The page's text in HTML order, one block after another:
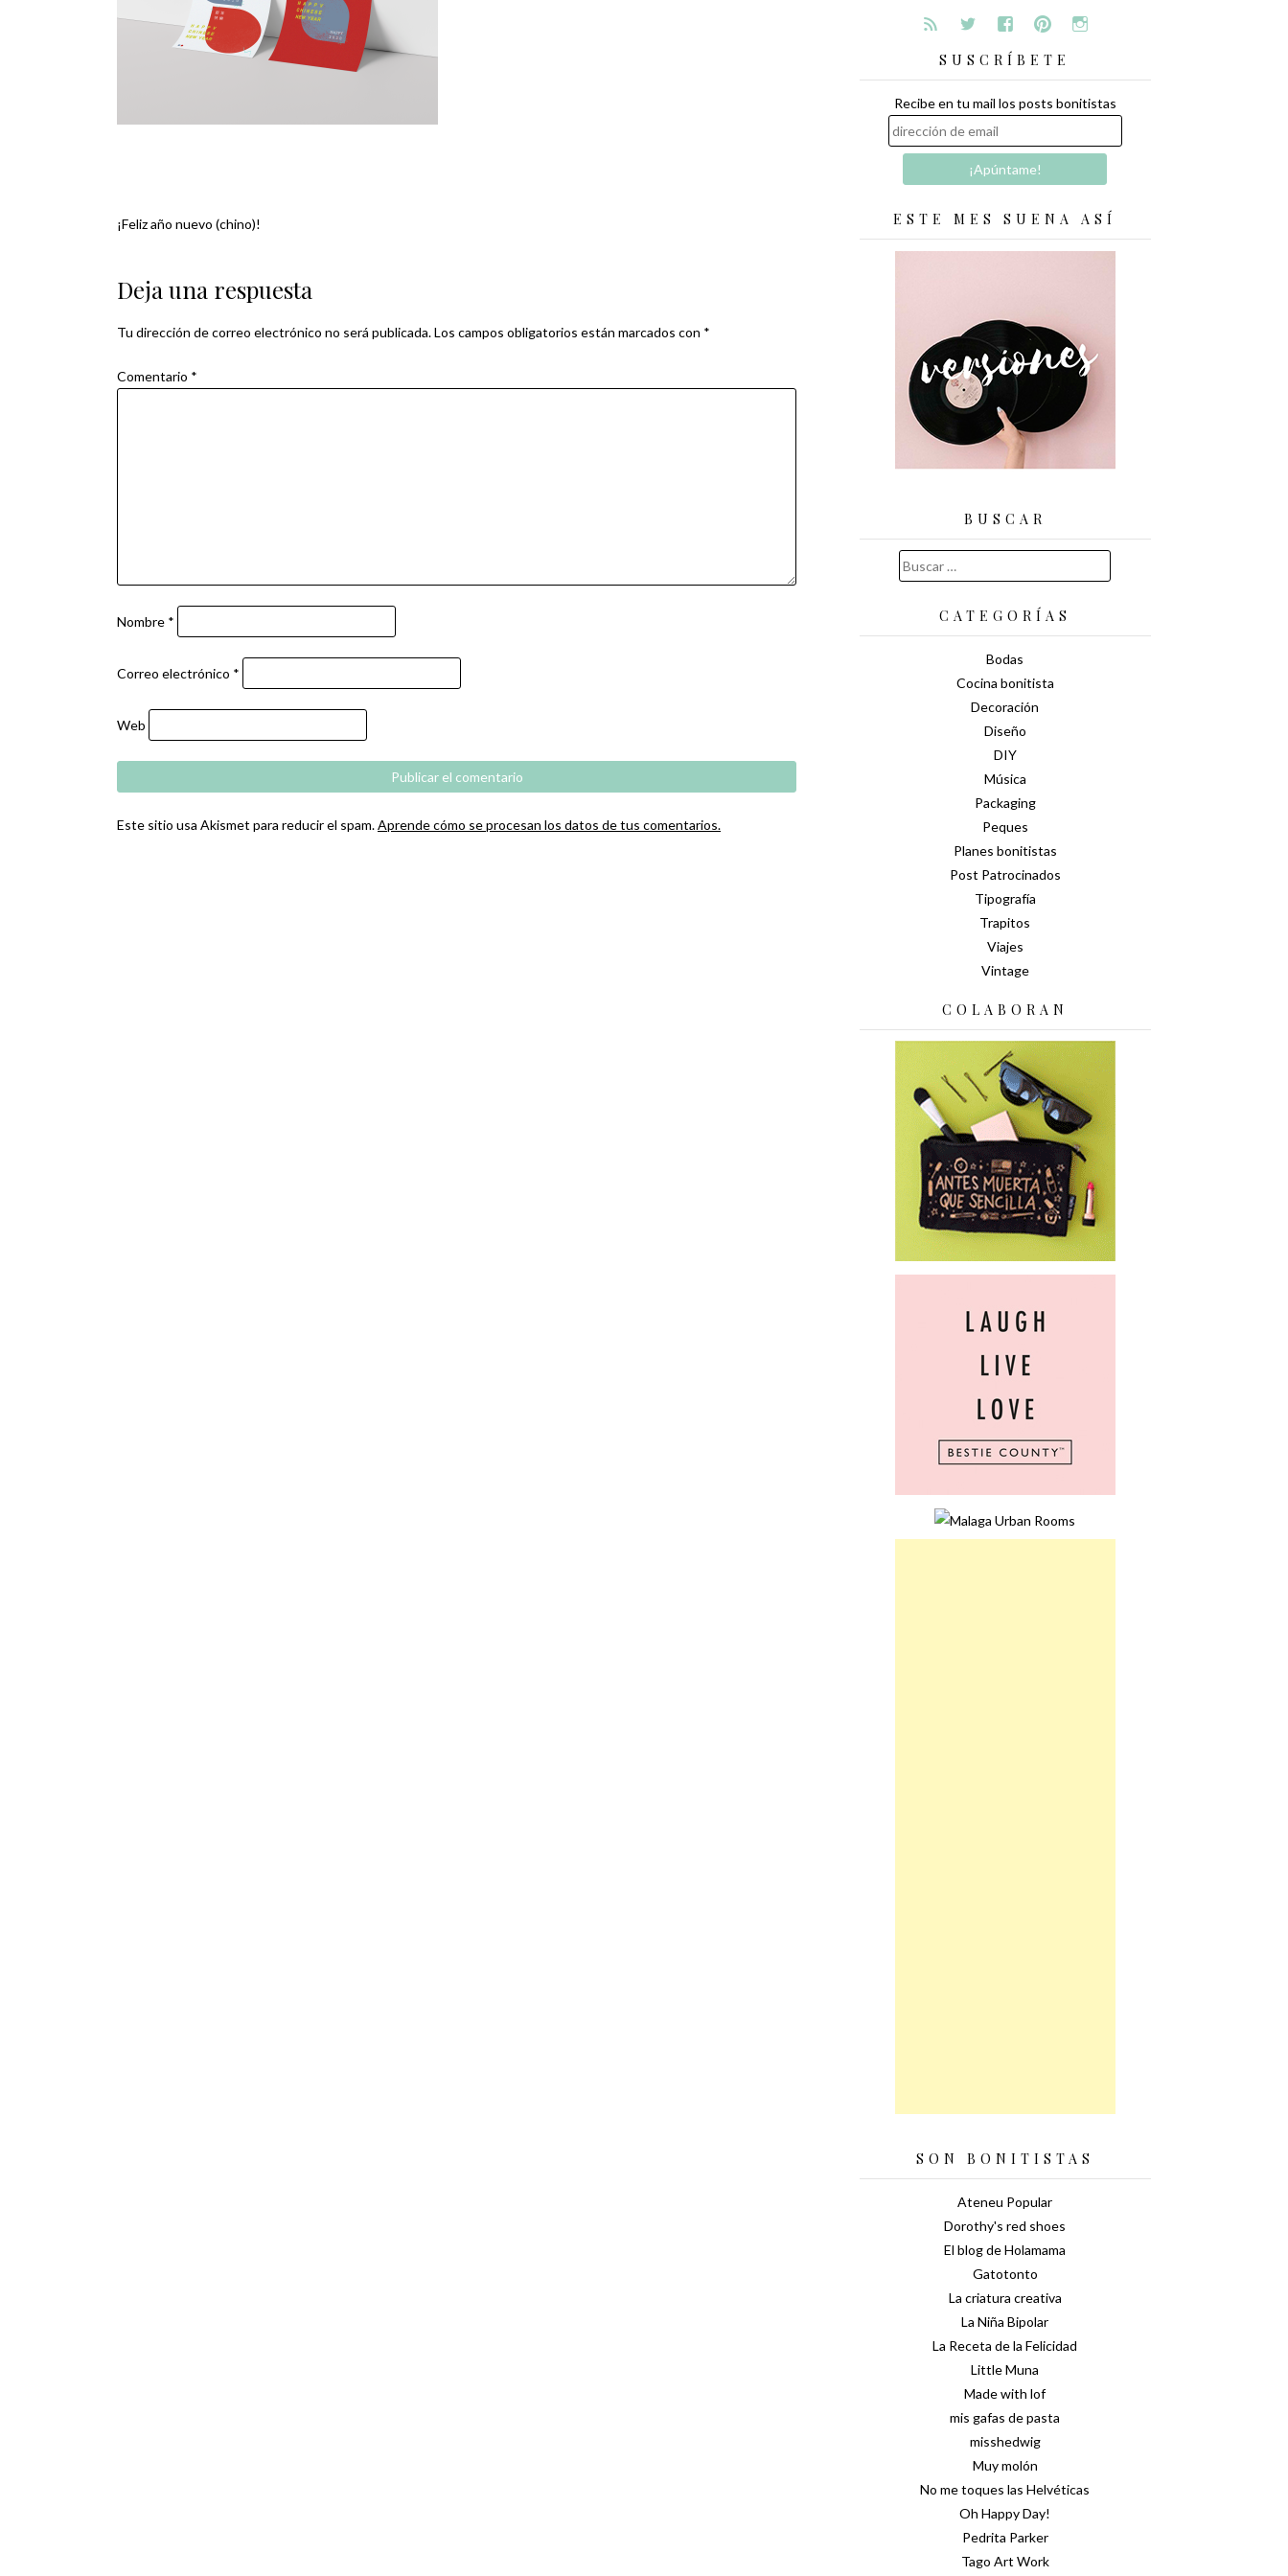
Navegación
de
entradas
¡Feliz año nuevo (chino)!
Deja una respuesta
Tu dirección de correo electrónico no será publicada.Los campos obligatorios están marcados con *
Comentario *
Nombre *
Correo electrónico *
Web
Este sitio usa Akismet para reducir el spam.Aprende cómo se procesan los datos de tus comentarios.
SUSCRÍBETE
Recibe en tu mail los posts bonitistas
ESTE MES SUENA ASÍ
BUSCAR
Buscar:
CATEGORÍAS
Bodas
Cocina bonitista
Decoración
Diseño
DIY
Música
Packaging
Peques
Planes bonitistas
Post Patrocinados
Tipografía
Trapitos
Viajes
Vintage
COLABORAN
SON BONITISTAS
Ateneu Popular
Dorothy's red shoes
El blog de Holamama
Gatotonto
La criatura creativa
La Niña Bipolar
La Receta de la Felicidad
Little Muna
Made with lof
mis gafas de pasta
misshedwig
Muy molón
No me toques las Helvéticas
Oh Happy Day!
Pedrita Parker
Tago Art Work